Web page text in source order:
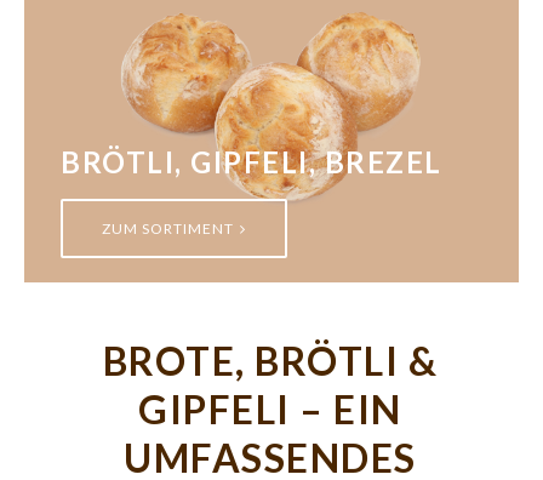
BRÖTLI, GIPFELI, BREZEL
ZUM SORTIMENT
BROTE, BRÖTLI &
GIPFELI – EIN
UMFASSENDES